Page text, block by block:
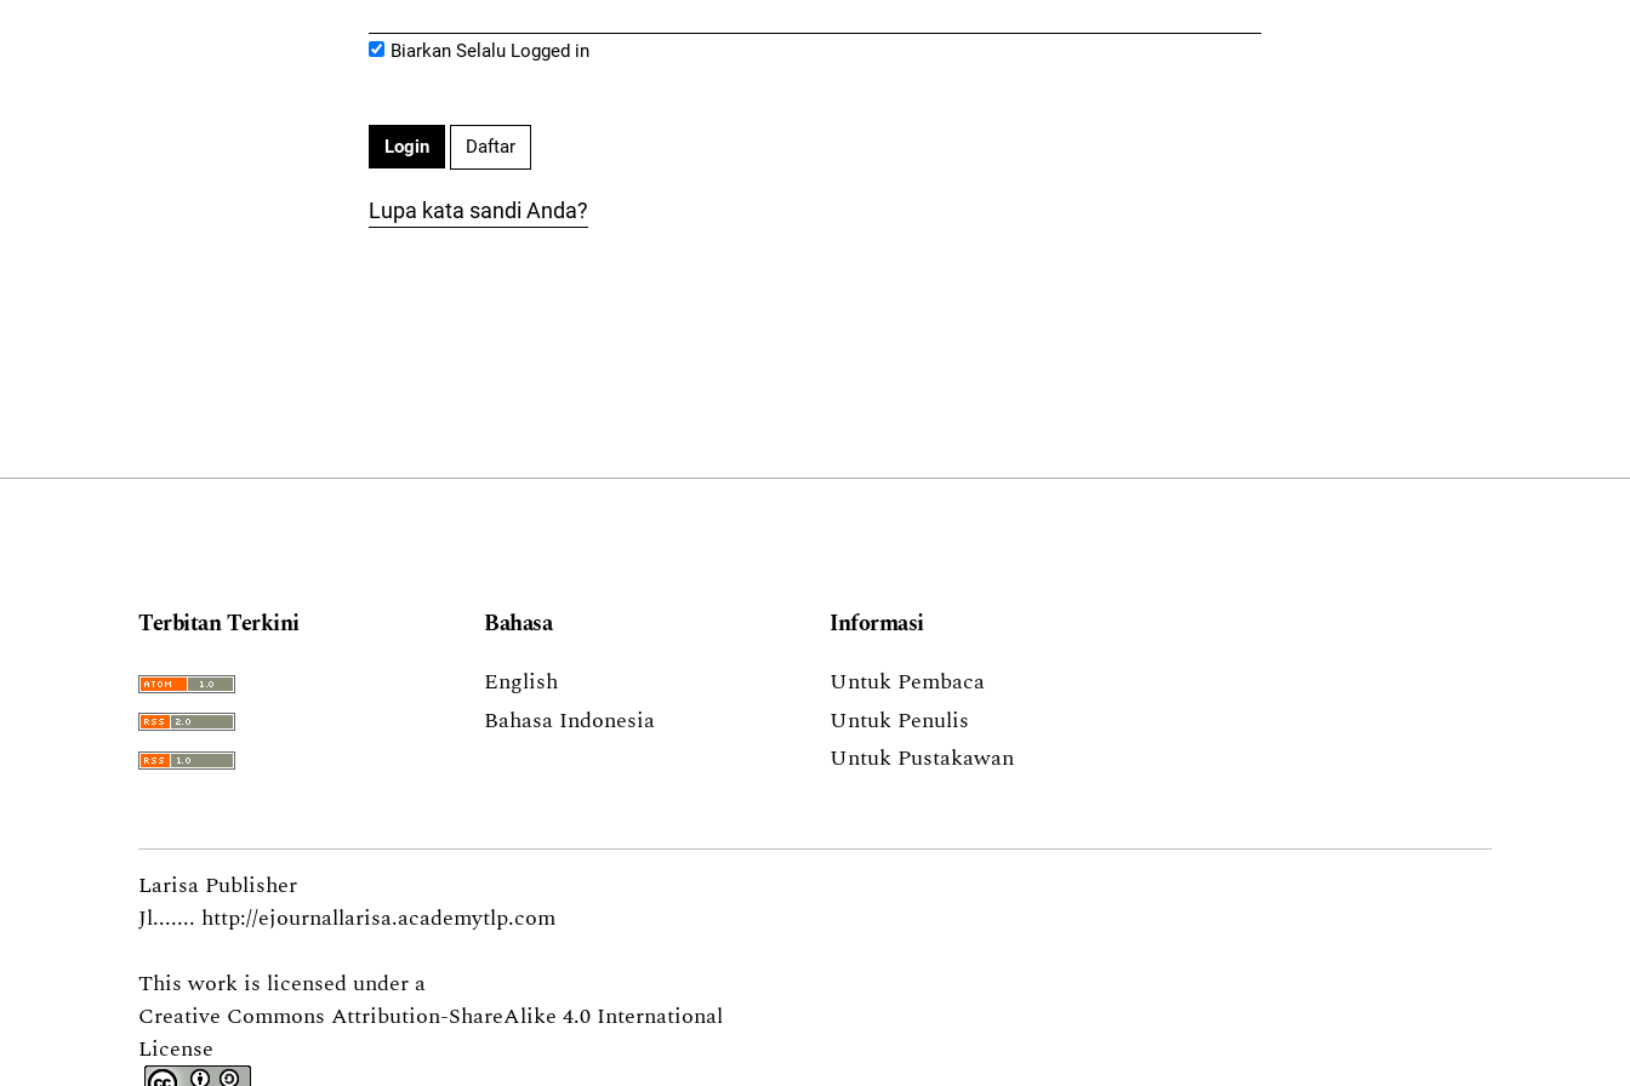
Biarkan Selalu Logged in
Login Daftar
Lupa kata sandi Anda?
Terbitan Terkini
Bahasa
English
Bahasa Indonesia
Informasi
Untuk Pembaca
Untuk Penulis
Untuk Pustakawan
Larisa Publisher
Jl....... http://ejournallarisa.academytlp.com
This work is licensed under a
Creative Commons Attribution-ShareAlike 4.0 International
License